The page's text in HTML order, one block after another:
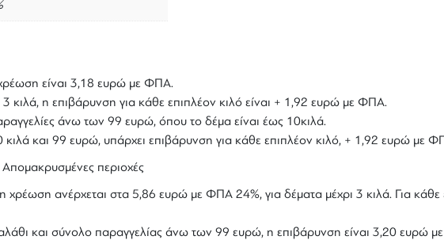
χρέωση είναι 3,18 ευρώ με ΦΠΑ.
κιλά, η επιβάρυνση για κάθε επιπλέον κιλό είναι + 1,92 ευρώ με ΦΠΑ.
άνω των 99 ευρώ, όπου το δέμα είναι έως 10κιλά.
κιλά και 99 ευρώ, υπάρχει επιβάρυνση για κάθε επιπλέον κιλό, + 1,92 ευρώ με
περιοχές
η χρέωση ανέρχεται στα 5,86 ευρώ με ΦΠΑ 24%, για δέματα μέχρι 3 κιλά. Για
και σύνολο παραγγελίας άνω των 99 ευρώ, η επιβάρυνση είναι 3,20 ευρώ